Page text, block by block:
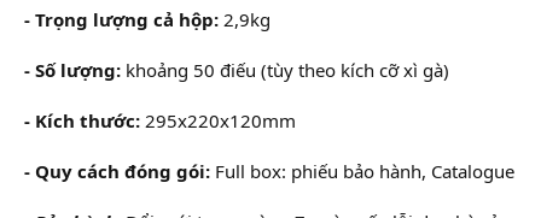
- Trọng lượng cả hộp: 2,9kg
- Số lượng: khoảng 50 điếu (tùy theo kích cỡ xì gà)
- Kích thước: 295x220x120mm
- Quy cách đóng gói: Full box: phiếu bảo hành, Catalogue